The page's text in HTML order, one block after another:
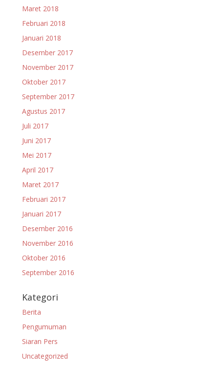
Maret 2018
Februari 2018
Januari 2018
Desember 2017
November 2017
Oktober 2017
September 2017
Agustus 2017
Juli 2017
Juni 2017
Mei 2017
April 2017
Maret 2017
Februari 2017
Januari 2017
Desember 2016
November 2016
Oktober 2016
September 2016
Kategori
Berita
Pengumuman
Siaran Pers
Uncategorized